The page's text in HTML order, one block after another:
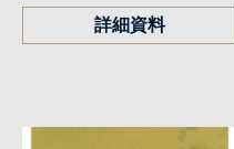
詳細資料